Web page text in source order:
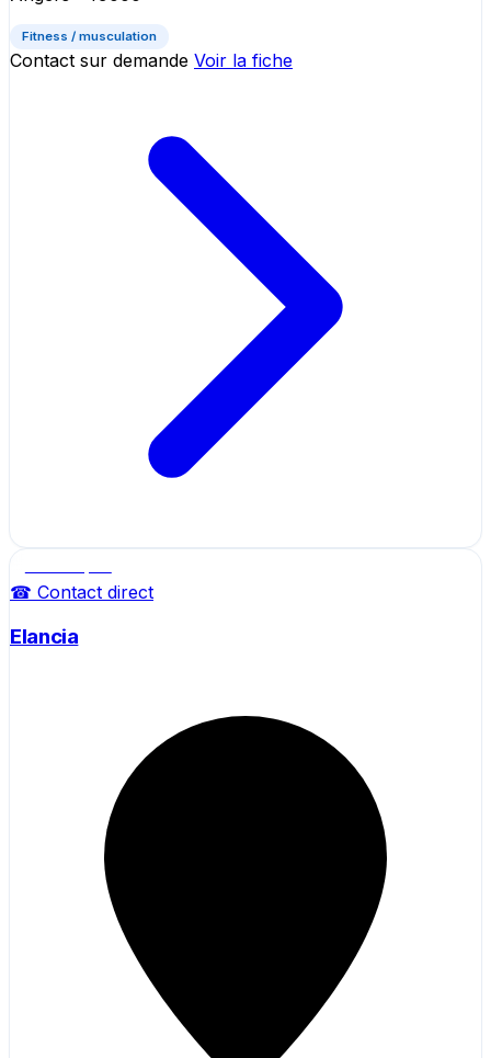
Fitness / musculation
Contact sur demande Voir la fiche
☎ Contact direct
Elancia